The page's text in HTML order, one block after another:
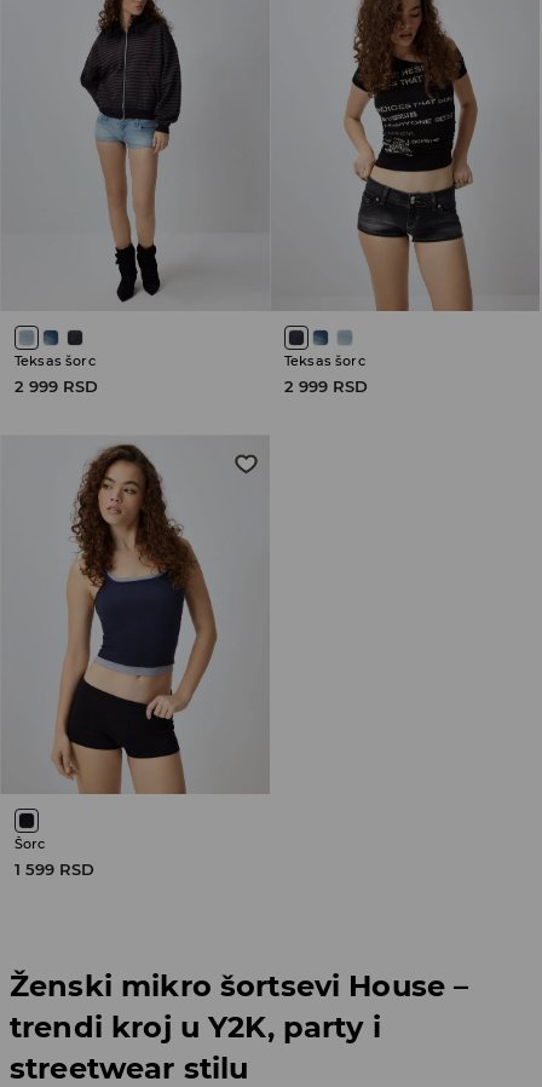
Teksas šorc
2 999 RSD
Teksas šorc
2 999 RSD
Šorc
1 599 RSD
Ženski mikro šortsevi House –
trendi kroj u Y2K, party i
streetwear stilu